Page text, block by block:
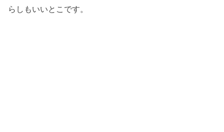
らしもいいとこです。